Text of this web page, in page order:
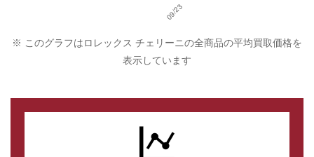
※ このグラフはロレックス チェリーニの全商品の平均買取価格を
表示しています